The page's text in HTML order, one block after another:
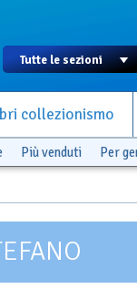
collezionismo
Più venduti Per